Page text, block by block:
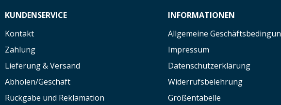
KUNDENSERVICE
Kontakt
Zahlung
Lieferung & Versand
Abholen/Geschäft
Rückgabe und Reklamation
INFORMATIONEN
Allgemeine
Impressum
Datenschutzerklärung
Widerrufsbelehrung
Größentabelle